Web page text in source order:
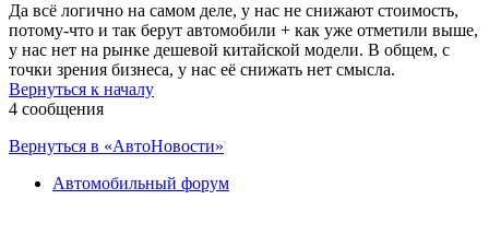
Да всё логично на самом деле, у нас не снижают стоимость,
потому-что и так берут автомобили + как уже отметили выше,
у нас нет на рынке дешевой китайской модели. В общем, с
точки зрения бизнеса, у нас её снижать нет смысла.
Вернуться к началу
4 сообщения
Вернуться в «АвтоНовости»
Автомобильный форум